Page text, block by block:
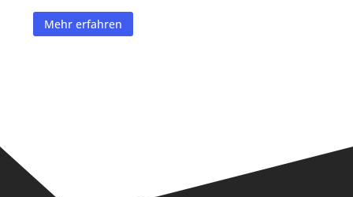
Mehr erfahren